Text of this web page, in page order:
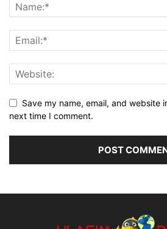
Save my name, email, and website
next time I comment.